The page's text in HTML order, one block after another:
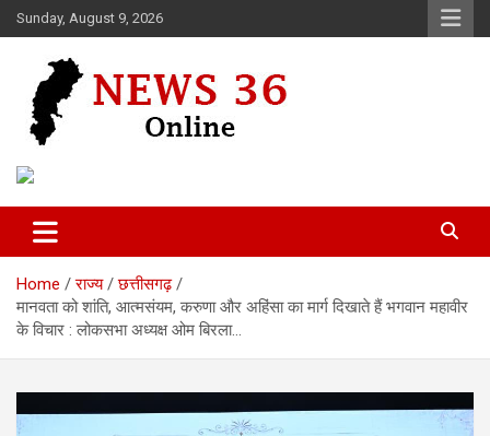
Skip
to
Sunday, August 9, 2026
News 36
Home राज्य
छत्तीसगढ़
मानवता को शांति, आत्मसंयम, करुणा और अहिंसा का मार्ग दिखाते हैं भगवान महावीर
के विचार : लोकसभा अध्यक्ष ओम बिरला…